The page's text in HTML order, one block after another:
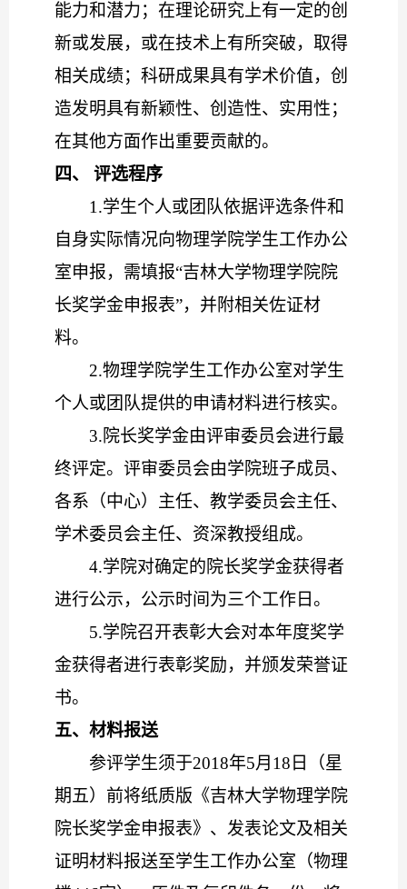
能力和潜力；在理论研究上有一定的创
新或发展，或在技术上有所突破，取得
相关成绩；科研成果具有学术价值，创
造发明具有新颖性、创造性、实用性；
在其他方面作出重要贡献的。
四、 评选程序
1.学生个人或团队依据评选条件和
自身实际情况向物理学院学生工作办公
室申报，需填报“吉林大学物理学院院
长奖学金申报表”，并附相关佐证材
料。
2.物理学院学生工作办公室对学生
个人或团队提供的申请材料进行核实。
3.院长奖学金由评审委员会进行最
终评定。评审委员会由学院班子成员、
各系（中心）主任、教学委员会主任、
学术委员会主任、资深教授组成。
4.学院对确定的院长奖学金获得者
进行公示，公示时间为三个工作日。
5.学院召开表彰大会对本年度奖学
金获得者进行表彰奖励，并颁发荣誉证
书。
五、材料报送
参评学生须于2018年5月 18 日（星
期五）前将纸质版《吉林大学物理学院
院长奖学金申报表》、发表论文及相关
证明材料报送至学生工作办公室（物理